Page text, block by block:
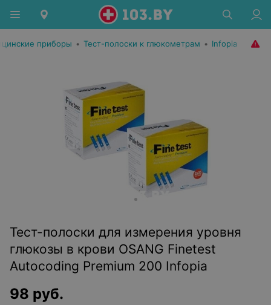
приборы • Тест-полоски к глюкометрам • Infopia
Тест-полоски для измерения уровня
глюкозы в крови OSANG Finetest
Autocoding Premium 200 Infopia
98 руб.